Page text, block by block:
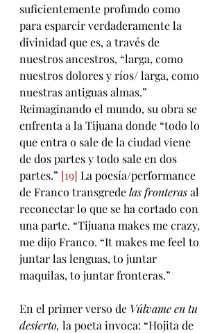
suficientemente profundo como
para esparcir verdaderamente la
divinidad que es, a través de
nuestros ancestros, “larga, como
nuestros dolores y ríos/ larga, como
nuestras antiguas almas.”
Reimaginando el mundo, su obra se
enfrenta a la Tijuana donde “todo lo
que entra o sale de la ciudad viene
de dos partes y todo sale en dos
partes.” [19] La poesía/performance
de Franco transgrede las fronteras al
reconectar lo que se ha cortado con
una parte. “Tijuana makes me crazy,
me dijo Franco. “It makes me feel to
juntar las lenguas, to juntar
maquilas, to juntar fronteras.”
En el primer verso de Vúlvame en tu
desierto, la poeta invoca: “Hojita de